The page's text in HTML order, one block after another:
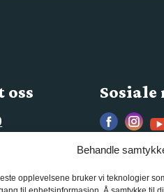
Behandle
opplevelsene bruker vi teknologier
oss Sosiale